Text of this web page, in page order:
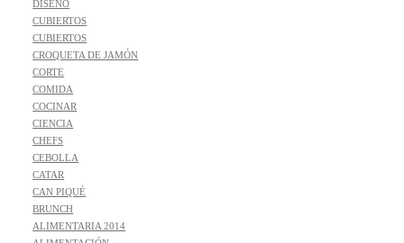
DISEÑO
CUBIERTOS
CUBIERTOS
CROQUETA DE JAMÓN
CORTE
COMIDA
COCINAR
CIENCIA
CHEFS
CEBOLLA
CATAR
CAN PIQUÉ
BRUNCH
ALIMENTARIA 2014